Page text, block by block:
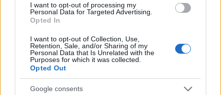
I want to opt-out of processing my
Personal Data for Targeted Advertising.
Opted In
I want to opt-out of Collection, Use,
Retention, Sale, and/or Sharing of my
Personal Data that Is Unrelated with the
Purposes for which it was collected.
Opted Out
Google consents
Σχόλια
Σχολίασε εδώ